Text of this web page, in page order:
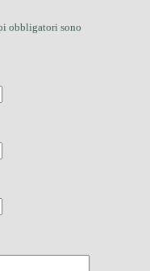
obbligatori sono